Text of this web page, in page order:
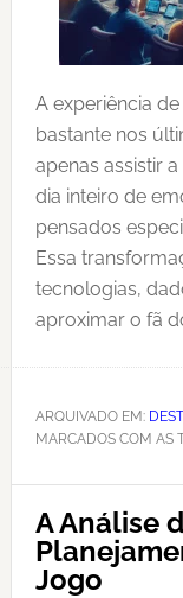
A experiência
bastante nos
apenas assistir
dia inteiro de
pensados
Essa
tecnologias,
aproximar o fã
ARQUIVADO EM:
MARCADOS COM AS
A Análise
Jogo